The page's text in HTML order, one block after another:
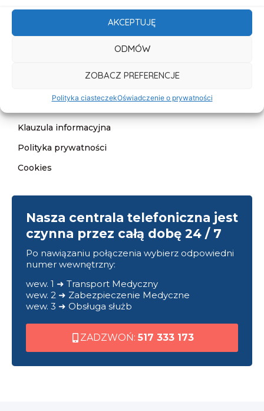
AKCEPTUJĘ
ODMÓW
ZOBACZ PREFERENCJE
Polityka ciasteczekOświadczenie o prywatności
Informacje
Klauzula informacyjna
Polityka prywatności
Cookies
Nasza centrala telefoniczna jest
czynna przez całą dobę 24 / 7
Po nawiązaniu połączenia wybierz odpowiedni
numer wewnętrzny:
wew. 1 ➜ Transport Medyczny
wew. 2 ➜ Zabezpieczenie Medyczne
wew. 3 ➜ Obsługa służb
ZADZWOŃ: 517 333 173